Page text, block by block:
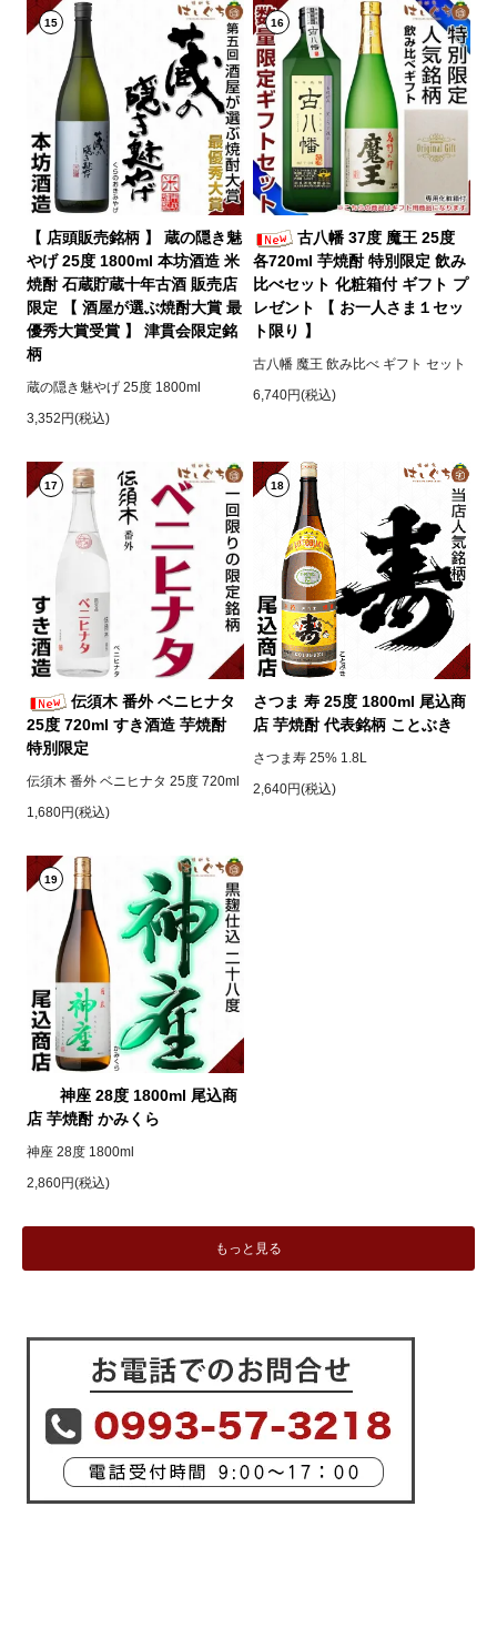
15
【 店頭販売銘柄 】 蔵の隠き魅
やげ 25度 1800ml 本坊酒造 米
焼酎 石蔵貯蔵十年古酒 販売店
限定 【 酒屋が選ぶ焼酎大賞 最
優秀大賞受賞 】 津貫会限定銘
柄
蔵の隠き魅やげ 25度 1800ml
3,352円(税込)
16
古八幡 37度 魔王 25度
各720ml 芋焼酎 特別限定 飲み
比べセット 化粧箱付 ギフト プ
レゼント 【 お一人さま１セッ
ト限り 】
古八幡 魔王 飲み比べ ギフト セット
6,740円(税込)
17
伝須木 番外 ベニヒナタ
25度 720ml すき酒造 芋焼酎
特別限定
伝須木 番外 ベニヒナタ 25度 720ml
1,680円(税込)
18
さつま 寿 25度 1800ml 尾込商
店 芋焼酎 代表銘柄 ことぶき
さつま寿 25% 1.8L
2,640円(税込)
19
神座 28度 1800ml 尾込商
店 芋焼酎 かみくら
神座 28度 1800ml
2,860円(税込)
もっと見る